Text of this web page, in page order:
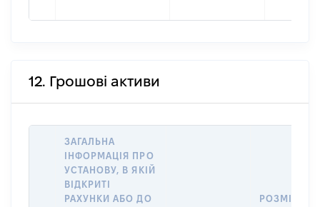
12. Грошові активи
ЗАГАЛЬНА
ІНФОРМАЦІЯ ПРО
УСТАНОВУ, В ЯКІЙ
ВІДКРИТІ
РАХУНКИ АБО ДО
РОЗМІР ТА